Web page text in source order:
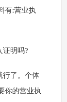
有:营业执
证明吗?
行了。个体
你的营业执